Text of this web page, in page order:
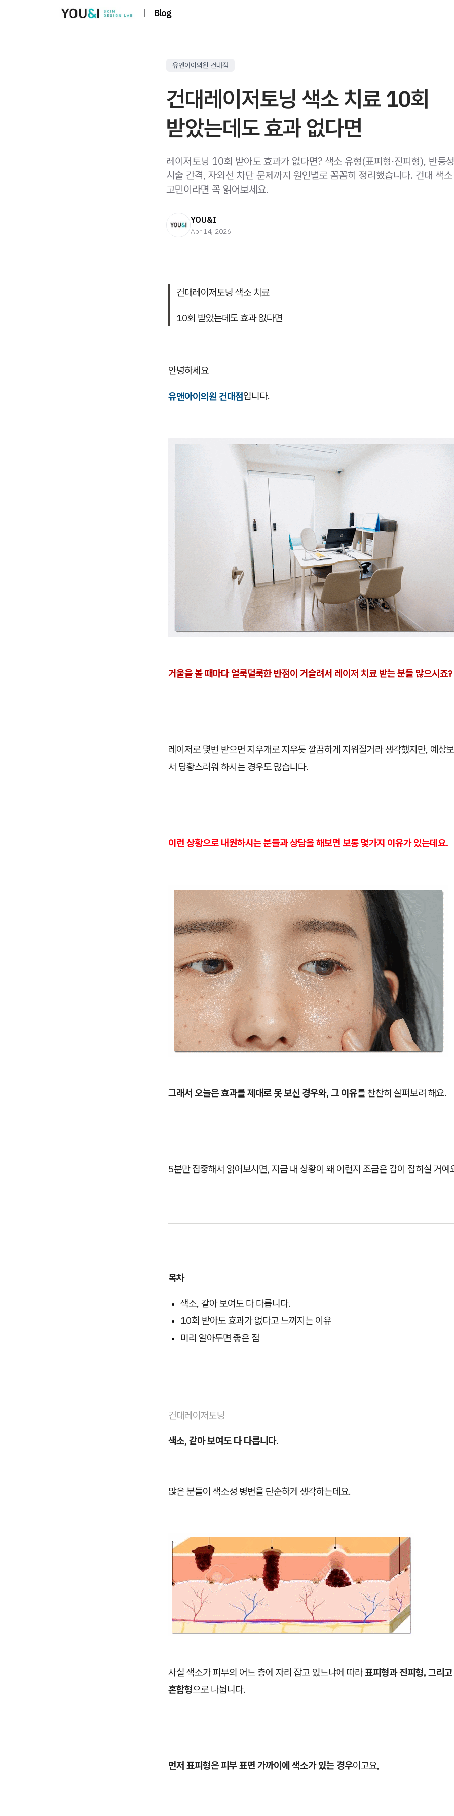
| Blog
유앤아이의원 건대점
건대레이저토닝 색소 치료 10회
받았는데도 효과 없다면
레이저토닝 10회 받아도 효과가 없다면? 색소 유형(표피형·진피형), 반등
시술 간격, 자외선 차단 문제까지 원인별로 꼼꼼히 정리했습니다. 건대 색
고민이라면 꼭 읽어보세요.
YOU&I
Apr 14, 2026
건대레이저토닝 색소 치료
10회 받았는데도 효과 없다면
안녕하세요
유앤아이의원 건대점입니다.
거울을 볼 때마다 얼룩덜룩한 반점이 거슬려서 레이저 치료 받는 분들 많으시죠?
레이저로 몇번 받으면 지우개로 지우듯 깔끔하게 지워질거라 생각했지만, 예상
서 당황스러워 하시는 경우도 많습니다.
이런 상황으로 내원하시는 분들과 상담을 해보면 보통 몇가지 이유가 있는데요.
그래서 오늘은 효과를 제대로 못 보신 경우와, 그 이유를 찬찬히 살펴보려 해요.
5분만 집중해서 읽어보시면, 지금 내 상황이 왜 이런지 조금은 감이 잡히실 거예
목차
색소, 같아 보여도 다 다릅니다.
10회 받아도 효과가 없다고 느껴지는 이유
미리 알아두면 좋은 점
건대레이저토닝
색소, 같아 보여도 다 다릅니다.
많은 분들이 색소성 병변을 단순하게 생각하는데요.
사실 색소가 피부의 어느 층에 자리 잡고 있느냐에 따라표피형과 진피형, 그리
혼합형으로 나뉩니다.
먼저 표피형은 피부 표면 가까이에 색소가 있는 경우이고요,